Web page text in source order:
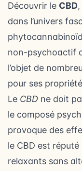
Découvrir le CBD
dans l’univers
non-psychoactif
l’objet de
pour ses
Le CBD ne doit
le composé
provoque des
le CBD est
relaxants sans